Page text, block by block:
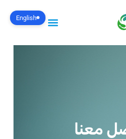
English
معنا